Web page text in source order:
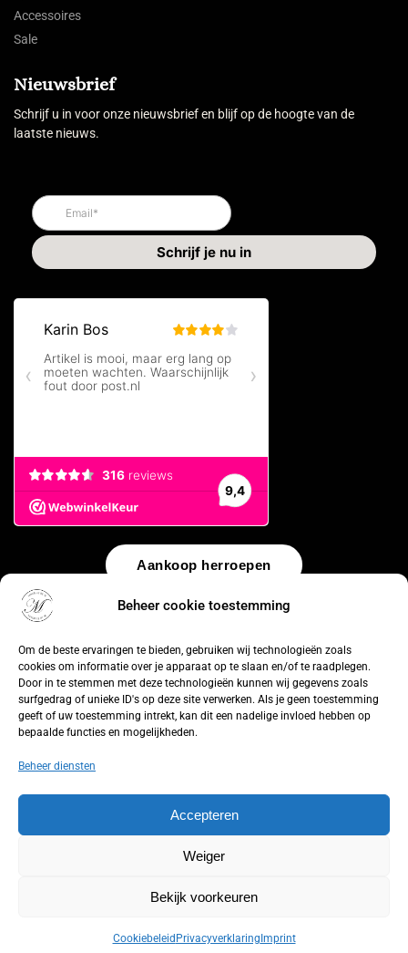
Beheer cookie toestemming
Om de beste ervaringen te bieden, gebruiken wij technologieën zoals
cookies om informatie over je apparaat op te slaan en/of te raadplegen.
Door in te stemmen met deze technologieën kunnen wij gegevens zoals
surfgedrag of unieke ID's op deze site verwerken. Als je geen toestemming
geeft of uw toestemming intrekt, kan dit een nadelige invloed hebben op
bepaalde functies en mogelijkheden.
Beheer diensten
Accepteren
Weiger
Bekijk voorkeuren
Cookiebeleid Privacyverklaring Imprint
Accessoires
Sale
Nieuwsbrief
Schrijf u in voor onze nieuwsbrief en blijf op de hoogte van de
laatste nieuws.
Aankoop herroepen
© 2026 by WebUnlimited–Algemene voorwaarden